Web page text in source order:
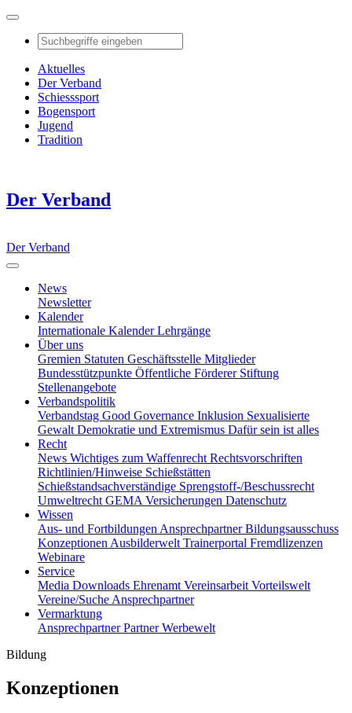
Aktuelles
Der Verband
Schiesssport
Bogensport
Jugend
Tradition
Der Verband
Der Verband
News
Newsletter
Kalender
Internationale KalenderLehrgänge
Über uns
Gremien Statuten Geschäftsstelle Mitglieder
Bundesstützpunkte Öffentliche Förderer Stiftung
Stellenangebote
Verbandspolitik
Verbandstag Good Governance Inklusion Sexualisierte
Gewalt Demokratie und Extremismus Dafür sein ist alles
Recht
News Wichtiges zum Waffenrecht Rechtsvorschriften
Richtlinien/Hinweise Schießstätten
Schießstandsachverständige Sprengstoff-/Beschussrecht
Umweltrecht GEMA Versicherungen Datenschutz
Wissen
Aus- und Fortbildungen AnsprechpartnerBildungsausschuss
Konzeptionen Ausbilderwelt Trainerportal Fremdlizenzen
Webinare
Service
Media Downloads Ehrenamt Vereinsarbeit Vorteilswelt
Vereine/Suche Ansprechpartner
Vermarktung
AnsprechpartnerPartnerWerbewelt
Bildung
Konzeptionen